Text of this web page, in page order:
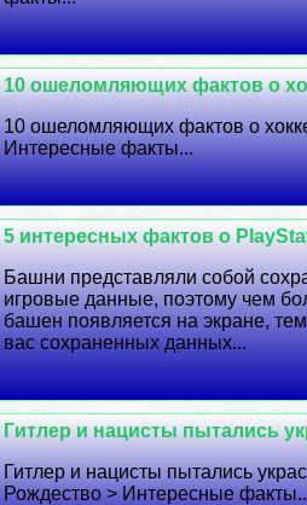
10 ошеломляющих фактов о
10 ошеломляющих фактов о
Интересные факты...
5 интересных фактов о
Башни представляли собой
игровые данные, поэтому чем
башен появляется на экране,
вас сохраненных данных...
Гитлер и нацисты пытались
Гитлер и нацисты пытались
Рождество > Интересные